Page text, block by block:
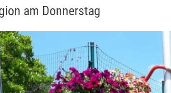
am Donnerstag